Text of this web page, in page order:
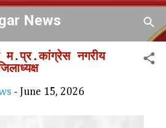
to main content
News
नगरीय
- June 15, 2026